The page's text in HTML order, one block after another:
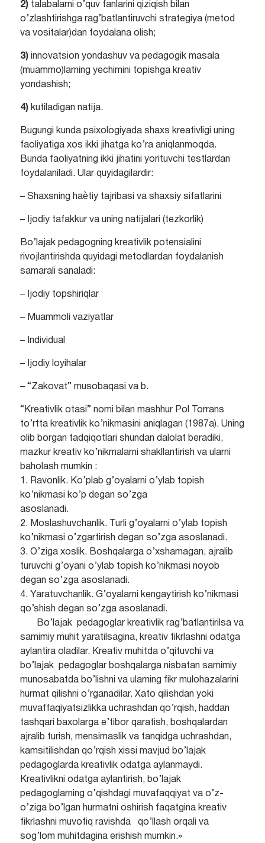
2)talabalarni o’quv fanlarini qiziqish bilan
o’zlashtirishga rag’batlantiruvchi strategiya (metod
va vositalar)dan foydalana olish;
3)innovatsion yondashuv va pedagogik masala
(muammo)larning yechimini topishga kreativ
yondashish;
4)kutiladigan natija.
Bugungi kunda psixologiyada shaxs kreativligi uning
faoliyatiga xos ikki jihatga ko’ra aniqlanmoqda.
Bunda faoliyatning ikki jihatini yorituvchi testlardan
foydalaniladi. Ular quyidagilardir:
– Shaxsning haѐtiy tajribasi va shaxsiy sifatlarini
– Ijodiy tafakkur va uning natijalari (tezkorlik)
Bo’lajak pedagogning kreativlik potensialini
rivojlantirishda quyidagi metodlardan foydalanish
samarali sanaladi:
– Ijodiy topshiriqlar
– Muammoli vaziyatlar
– Individual
– Ijodiy loyihalar
– “Zakovat” musobaqasi va b.
“Kreativlik otasi” nomi bilan mashhur Pol Torrans
to’rtta kreativlik ko’nikmasini aniqlagan (1987a). Uning
olib borgan tadqiqotlari shundan dalolat beradiki,
mazkur kreativ ko’nikmalarni shakllantirish va ularni
baholash mumkin :
1. Ravonlik. Ko’plab g’oyalarni o’ylab topish
ko’nikmasi ko’p degan so’zga
asoslanadi.
2. Moslashuvchanlik. Turli g’oyalarni o’ylab topish
ko’nikmasi o’zgartirish degan so’zga asoslanadi.
3. O’ziga xoslik. Boshqalarga o’xshamagan, ajralib
turuvchi g’oyani o’ylab topish ko’nikmasi noyob
degan so’zga asoslanadi.
4. Yaratuvchanlik. G’oyalarni kengaytirish ko’nikmasi
qo’shish degan so’zga asoslanadi.
Bo’lajak pedagoglar kreativlik rag’batlantirilsa va
samimiy muhit yaratilsagina, kreativ fikrlashni odatga
aylantira oladilar. Kreativ muhitda o’qituvchi va
bo’lajak pedagoglar boshqalarga nisbatan samimiy
munosabatda bo’lishni va ularning fikr mulohazalarini
hurmat qilishni o’rganadilar. Xato qilishdan yoki
muvaffaqiyatsizlikka uchrashdan qo’rqish, haddan
tashqari baxolarga e’tibor qaratish, boshqalardan
ajralib turish, mensimaslik va tanqidga uchrashdan,
kamsitilishdan qo’rqish xissi mavjud bo’lajak
pedagoglarda kreativlik odatga aylanmaydi.
Kreativlikni odatga aylantirish, bo’lajak
pedagoglarning o’qishdagi muvafaqqiyat va o’z-
o’ziga bo’lgan hurmatni oshirish faqatgina kreativ
fikrlashni muvofiq ravishda qo’llash orqali va
sog’lom muhitdagina erishish mumkin.»